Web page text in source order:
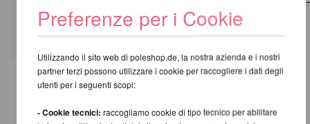
STESSA MARCA
Preferenze per i Cookie
Utilizzando il sito web di poleshop.de, la nostra azienda e i nostri
partner terzi possono utilizzare i cookie per raccogliere i dati degli
utenti per i seguenti scopi:
- Cookie tecnici: raccogliamo cookie di tipo tecnico per abilitare